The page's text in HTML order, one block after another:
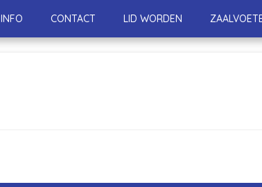
INFO CONTACT LID WORDEN